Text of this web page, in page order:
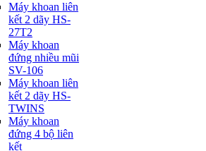
Máy khoan liên
kết 2 dãy HS-
27T2
Máy khoan
đứng nhiều mũi
SV-106
Máy khoan liên
kết 2 dãy HS-
TWINS
Máy khoan
đứng 4 bộ liên
kết